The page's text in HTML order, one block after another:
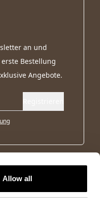
Allow all
an und
Bestellung
Angebote.